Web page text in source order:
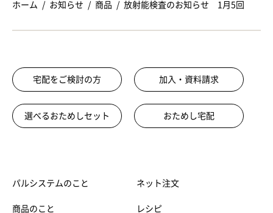
ホーム お知らせ 商品 放射能検査のお知らせ 1月5回
宅配をご検討の方 加入・資料請求
選べるおためしセット おためし宅配
パルシステムのこと
商品のこと
ネット注文
レシピ